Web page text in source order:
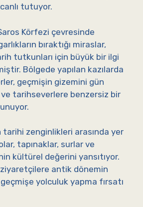
tutuyor.
Körfezi çevresinde
bıraktığı miraslar,
tutkunları için büyük bir ilgi
Bölgede yapılan kazılarda
geçmişin gizemini gün
ve tarihseverlere benzersiz bir
tarihi zenginlikleri arasında yer
tapınaklar, surlar ve
kültürel değerini yansıtıyor.
ziyaretçilere antik dönemin
yolculuk yapma fırsatı